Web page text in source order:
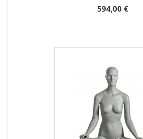
594,00 €